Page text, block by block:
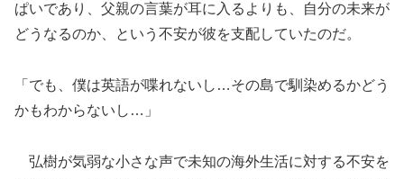
ぱいであり、父親の言葉が耳に入るよりも、自分の未来が
どうなるのか、という不安が彼を支配していたのだ。
「でも、僕は英語が喋れないし…その島で馴染めるかどう
かもわからないし…」
弘樹が気弱な小さな声で未知の海外生活に対する不安を